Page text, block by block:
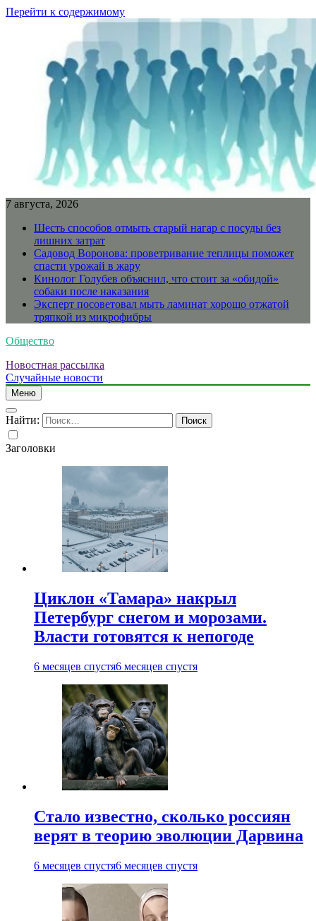
Перейти к содержимому
7 августа, 2026
Шесть способов отмыть старый нагар с посуды без
лишних затрат
Садовод Воронова: проветривание теплицы поможет
спасти урожай в жару
Кинолог Голубев объяснил, что стоит за «обидой»
собаки после наказания
Эксперт посоветовал мыть ламинат хорошо отжатой
тряпкой из микрофибры
Общество
Новостная рассылка
Случайные новости
Меню
Найти:
Заголовки
Циклон «Тамара» накрыл
Петербург снегом и морозами.
Власти готовятся к непогоде
6 месяцев спустя6 месяцев спустя
Стало известно, сколько россиян
верят в теорию эволюции Дарвина
6 месяцев спустя6 месяцев спустя